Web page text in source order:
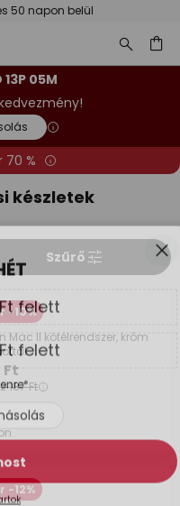
50 napon belül
13P 03M
70 %
készletek
Szűrő
-10%
Mac II kötélrendszer, króm
Ft
187 Ft
-12%
felett
felett